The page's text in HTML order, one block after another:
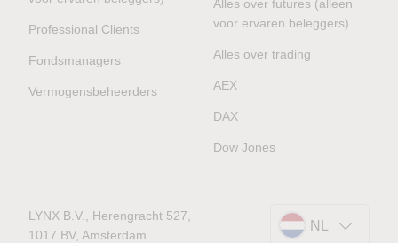
Professional Clients
Fondsmanagers
Vermogensbeheerders
Alles over futures (alleen
voor ervaren beleggers)
Alles over trading
AEX
DAX
Dow Jones
LYNX B.V., Herengracht 527,
1017 BV, Amsterdam
NL